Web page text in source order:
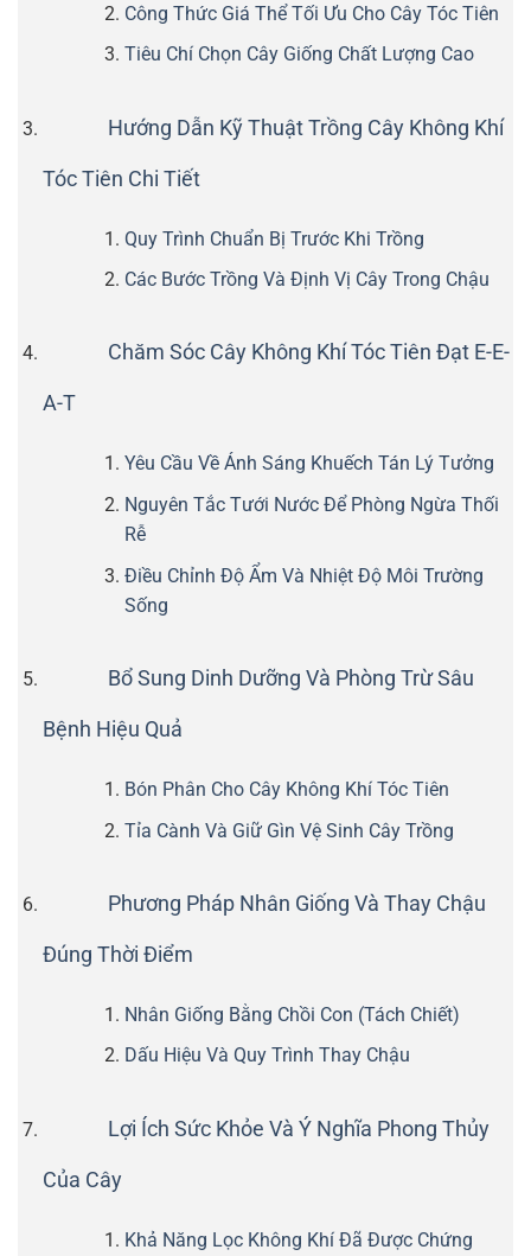
Công Thức Giá Thể Tối Ưu Cho Cây Tóc Tiên
Tiêu Chí Chọn Cây Giống Chất Lượng Cao
Hướng Dẫn Kỹ Thuật Trồng Cây Không Khí
Tóc Tiên Chi Tiết
Quy Trình Chuẩn Bị Trước Khi Trồng
Các Bước Trồng Và Định Vị Cây Trong Chậu
Chăm Sóc Cây Không Khí Tóc Tiên Đạt E-E-
A-T
Yêu Cầu Về Ánh Sáng Khuếch Tán Lý Tưởng
Nguyên Tắc Tưới Nước Để Phòng Ngừa Thối
Rễ
Điều Chỉnh Độ Ẩm Và Nhiệt Độ Môi Trường
Sống
Bổ Sung Dinh Dưỡng Và Phòng Trừ Sâu
Bệnh Hiệu Quả
Bón Phân Cho Cây Không Khí Tóc Tiên
Tỉa Cành Và Giữ Gìn Vệ Sinh Cây Trồng
Phương Pháp Nhân Giống Và Thay Chậu
Đúng Thời Điểm
Nhân Giống Bằng Chồi Con (Tách Chiết)
Dấu Hiệu Và Quy Trình Thay Chậu
Lợi Ích Sức Khỏe Và Ý Nghĩa Phong Thủy
Của Cây
Khả Năng Lọc Không Khí Đã Được Chứng